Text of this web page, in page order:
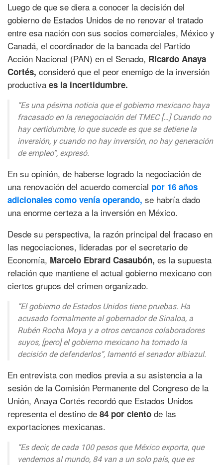
Luego de que se diera a conocer la decisión del
gobierno de Estados Unidos de no renovar el tratado
entre esa nación con sus socios comerciales, México y
Canadá, el coordinador de la bancada del Partido
Acción Nacional (PAN) en el Senado, Ricardo Anaya
Cortés, consideró que el peor enemigo de la inversión
productiva es la incertidumbre.
“Es una pésima noticia que el gobierno mexicano haya
fracasado en la renegociación del TMEC […] Cuando no
hay certidumbre, lo que sucede es que se detiene la
inversión, y cuando no hay inversión, no hay generación
de empleo”, expresó.
En su opinión, de haberse logrado la negociación de
una renovación del acuerdo comercial por 16 años
adicionales como venía operando, se habría dado
una enorme certeza a la inversión en México.
Desde su perspectiva, la razón principal del fracaso en
las negociaciones, lideradas por el secretario de
Economía, Marcelo Ebrard Casaubón, es la supuesta
relación que mantiene el actual gobierno mexicano con
ciertos grupos del crimen organizado.
“El gobierno de Estados Unidos tiene pruebas. Ha
acusado formalmente al gobernador de Sinaloa, a
Rubén Rocha Moya y a otros cercanos colaboradores
suyos, [pero] el gobierno mexicano ha tomado la
decisión de defenderlos”, lamentó el senador albiazul.
En entrevista con medios previa a su asistencia a la
sesión de la Comisión Permanente del Congreso de la
Unión, Anaya Cortés recordó que Estados Unidos
representa el destino de 84 por ciento de las
exportaciones mexicanas.
“Es decir, de cada 100 pesos que México exporta, que
vendemos al mundo, 84 van a un solo país, que es